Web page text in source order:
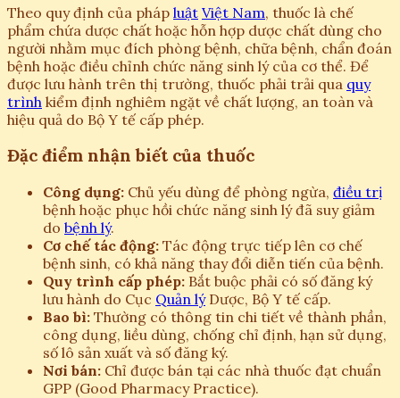
Theo quy định của pháp luật Việt Nam, thuốc là chế
phẩm chứa dược chất hoặc hỗn hợp dược chất dùng cho
người nhằm mục đích phòng bệnh, chữa bệnh, chẩn đoán
bệnh hoặc điều chỉnh chức năng sinh lý của cơ thể. Để
được lưu hành trên thị trường, thuốc phải trải qua quy
trình kiểm định nghiêm ngặt về chất lượng, an toàn và
hiệu quả do Bộ Y tế cấp phép.
Đặc điểm nhận biết của thuốc
Công dụng: Chủ yếu dùng để phòng ngừa, điều trị
bệnh hoặc phục hồi chức năng sinh lý đã suy giảm
do bệnh lý.
Cơ chế tác động: Tác động trực tiếp lên cơ chế
bệnh sinh, có khả năng thay đổi diễn tiến của bệnh.
Quy trình cấp phép: Bắt buộc phải có số đăng ký
lưu hành do Cục Quản lýDược, Bộ Y tế cấp.
Bao bì: Thường có thông tin chi tiết về thành phần,
công dụng, liều dùng, chống chỉ định, hạn sử dụng,
số lô sản xuất và số đăng ký.
Nơi bán: Chỉ được bán tại các nhà thuốc đạt chuẩn
GPP (Good Pharmacy Practice).